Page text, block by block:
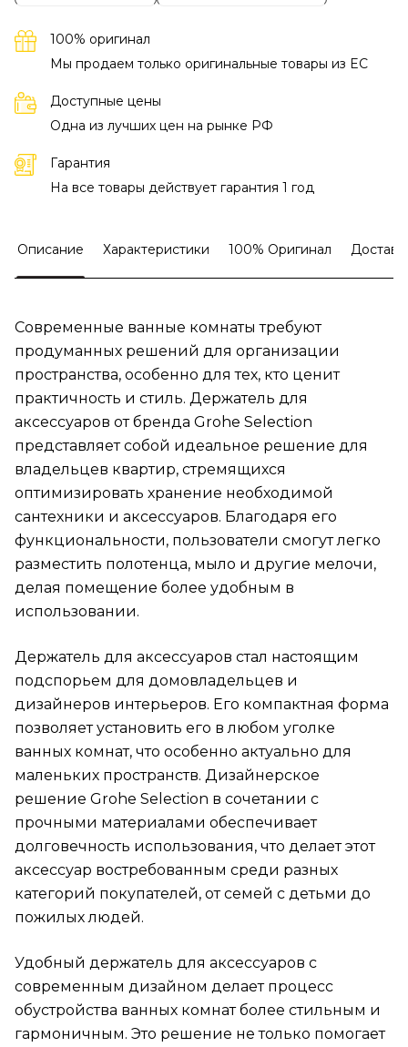
100% оригинал
Мы продаем только оригинальные товары из EC
Доступные цены
Одна из лучших цен на рынке РФ
Гарантия
На все товары действует гарантия 1 год
Описание Характеристики 100% Оригинал
Современные ванные комнаты требуют
продуманных решений для организации
пространства, особенно для тех, кто ценит
практичность и стиль. Держатель для
аксессуаров от бренда Grohe Selection
представляет собой идеальное решение для
владельцев квартир, стремящихся
оптимизировать хранение необходимой
сантехники и аксессуаров. Благодаря его
функциональности, пользователи смогут легко
разместить полотенца, мыло и другие мелочи,
делая помещение более удобным в
использовании.
Держатель для аксессуаров стал настоящим
подспорьем для домовладельцев и
дизайнеров интерьеров. Его компактная форма
позволяет установить его в любом уголке
ванных комнат, что особенно актуально для
маленьких пространств. Дизайнерское
решение Grohe Selection в сочетании с
прочными материалами обеспечивает
долговечность использования, что делает этот
аксессуар востребованным среди разных
категорий покупателей, от семей с детьми до
пожилых людей.
Удобный держатель для аксессуаров с
современным дизайном делает процесс
обустройства ванных комнат более стильным и
гармоничным. Это решение не только помогает